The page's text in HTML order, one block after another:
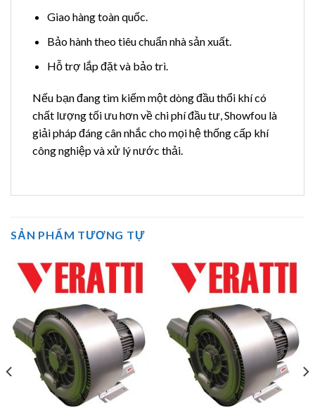
Giao hàng toàn quốc.
Bảo hành theo tiêu chuẩn nhà sản xuất.
Hỗ trợ lắp đặt và bảo trì.
Nếu bạn đang tìm kiếm một dòng đầu thổi khí có
chất lượng tối ưu hơn về chi phí đầu tư, Showfou là
giải pháp đáng cân nhắc cho mọi hệ thống cấp khí
công nghiệp và xử lý nước thải.
SẢN PHẨM TƯƠNG TỰ